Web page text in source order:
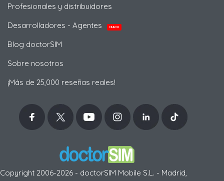
Profesionales y distribuidores
Desarrolladores - Agentes
NUEVO
Blog doctorSIM
Sobre nosotros
¡Más de 25,000 reseñas reales!
Copyright 2006-2026 - doctorSIM Mobile S.L. - Madrid,